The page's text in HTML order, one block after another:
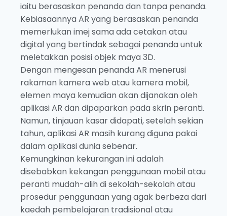
iaitu berasaskan penanda dan tanpa penanda.
Kebiasaannya AR yang berasaskan penanda
memerlukan imej sama ada cetakan atau
digital yang bertindak sebagai penanda untuk
meletakkan posisi objek maya 3D.
Dengan mengesan penanda AR menerusi
rakaman kamera web atau kamera mobil,
elemen maya kemudian akan dijanakan oleh
aplikasi AR dan dipaparkan pada skrin peranti.
Namun, tinjauan kasar didapati, setelah sekian
tahun, aplikasi AR masih kurang diguna pakai
dalam aplikasi dunia sebenar.
Kemungkinan kekurangan ini adalah
disebabkan kekangan penggunaan mobil atau
peranti mudah-alih di sekolah-sekolah atau
prosedur penggunaan yang agak berbeza dari
kaedah pembelajaran tradisional atau